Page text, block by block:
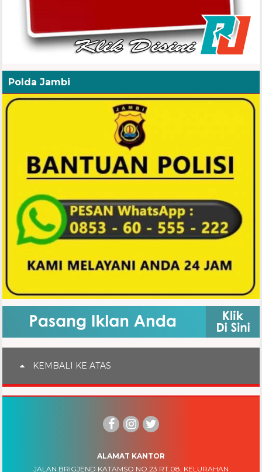
Polda Jambi
KEMBALI KE ATAS
ALAMAT KANTOR
JALAN BRIGJEND KATAMSO NO.23 RT.08, KELURAHAN